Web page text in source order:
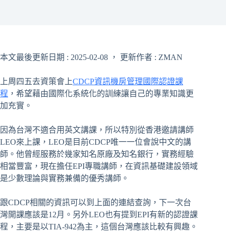
本文最後更新日期 : 2025-02-08 ， 更新作者 : ZMAN
上周四五去資策會上CDCP資訊機房管理國際認證課
程 ，希望藉由國際化系統化的訓練讓自己的專業知識更
加充實。
因為台灣不適合用英文講課，所以特別從香港邀請講師
LEO來上課，LEO是目前CDCP唯一一位會說中文的講
師。他曾經服務於幾家知名原廠及知名銀行，實務經驗
相當豐富，現在擔任EPI專職講師，在資訊基礎建設領域
是少數理論與實務兼備的優秀講師。
跟CDCP相關的資訊可以到上面的連結查詢，下一次台
灣開課應該是12月。另外LEO也有提到EPI有新的認證課
程，主要是以TIA-942為主，這個台灣應該比較有興趣。